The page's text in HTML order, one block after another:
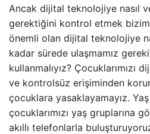
Ancak dijital teknolojiye nasıl
gerektiğini kontrol etmek
önemli olan dijital teknolojiye
kadar sürede ulaşmamız
kullanmalıyız? Çocuklarımızı
ve kontrolsüz erişiminden
çocuklara yasaklayamayız.
çocuklarımızı yaş gruplarına
akıllı telefonlarla